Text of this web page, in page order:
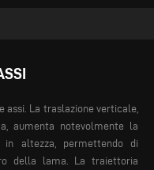
assi. La traslazione verticale,
aumenta notevolmente la
altezza, permettendo di
della lama. La traiettoria